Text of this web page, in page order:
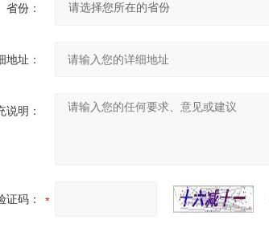
省份：
地址：
说明：
证码：